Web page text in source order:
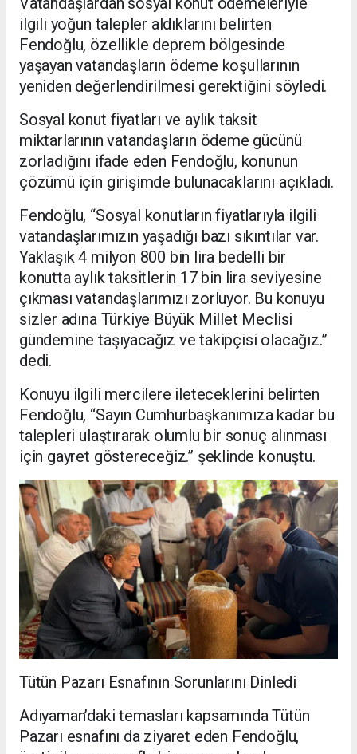
ilgili yoğun talepler aldıklarını belirten
Fendoğlu, özellikle deprem bölgesinde
yaşayan vatandaşların ödeme koşullarının
yeniden değerlendirilmesi gerektiğini söyledi.
Sosyal konut fiyatları ve aylık taksit
miktarlarının vatandaşların ödeme gücünü
zorladığını ifade eden Fendoğlu, konunun
çözümü için girişimde bulunacaklarını açıkladı.
Fendoğlu, “Sosyal konutların fiyatlarıyla ilgili
vatandaşlarımızın yaşadığı bazı sıkıntılar var.
Yaklaşık 4 milyon 800 bin lira bedelli bir
konutta aylık taksitlerin 17 bin lira seviyesine
çıkması vatandaşlarımızı zorluyor. Bu konuyu
sizler adına Türkiye Büyük Millet Meclisi
gündemine taşıyacağız ve takipçisi olacağız.”
dedi.
Konuyu ilgili mercilere ileteceklerini belirten
Fendoğlu, “Sayın Cumhurbaşkanımıza kadar bu
talepleri ulaştırarak olumlu bir sonuç alınması
için gayret göstereceğiz.” şeklinde konuştu.
Tütün Pazarı Esnafının Sorunlarını Dinledi
Adıyaman’daki temasları kapsamında Tütün
Pazarı esnafını da ziyaret eden Fendoğlu,